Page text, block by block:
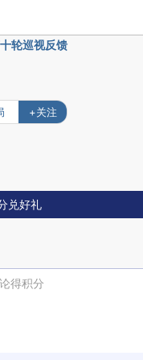
轮巡视反馈
+关注
兑好礼
得积分